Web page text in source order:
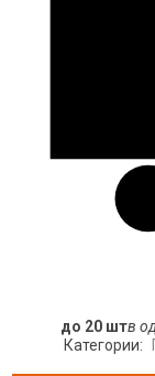
до 20 штв
Категории: